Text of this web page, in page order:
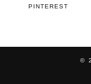
PINTEREST
©